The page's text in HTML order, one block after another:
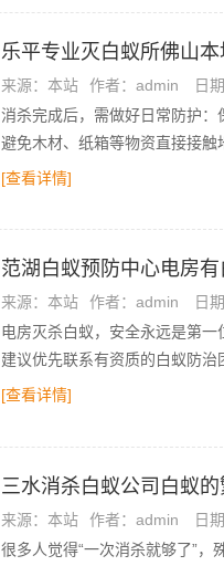
乐平专业灭白蚁所佛山
来源：本站 作者：admin
日
消杀完成后，需做好日常防护：
避免木材、纸箱等物资直接接触
[查看详情]
范湖白蚁预防中心电房
来源：本站 作者：admin
日
电房灭杀白蚁，安全永远是第一
建议优先联系有资质的白蚁防治
[查看详情]
三水消杀白蚁公司白蚁
来源：本站 作者：admin
日
很多人觉得“一次消杀就够了”